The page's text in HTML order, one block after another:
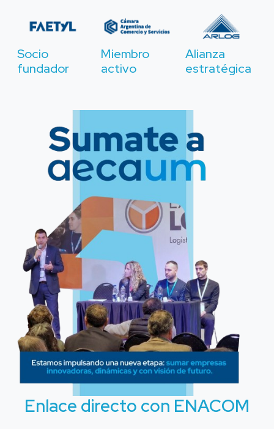
Socio
fundador
Miembro
activo
Alianza
estratégica
Enlace directo con ENACOM